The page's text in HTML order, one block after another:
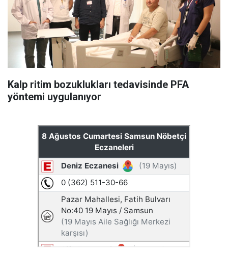
Kalp ritim bozuklukları tedavisinde PFA
yöntemi uygulanıyor